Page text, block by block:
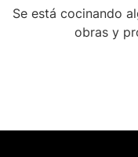
Se está cocinando
obras y